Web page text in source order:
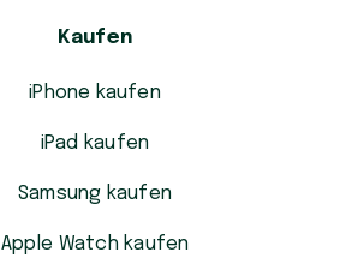
Kaufen
iPhone kaufen
iPad kaufen
Samsung kaufen
Apple Watch kaufen